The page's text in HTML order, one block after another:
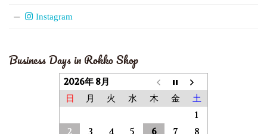
Instagram
Business Days in Rokko Shop
2026年 8月
日 月 火 水 木 金 土
1